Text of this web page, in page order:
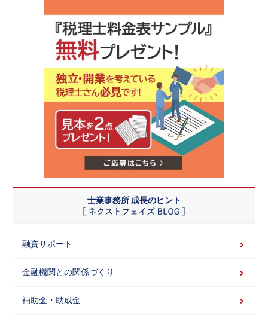
士業事務所 成長のヒント
融資サポート
金融機関との関係づくり
補助金・助成金